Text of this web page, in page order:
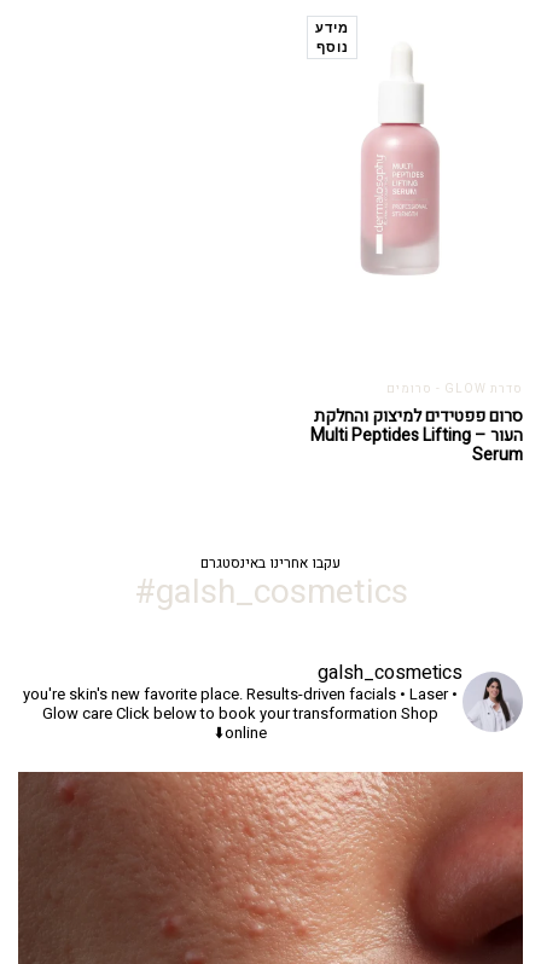
מידע
נוסף
סדרת GLOW - סרומים
סרום פפטידים למיצוק והחלקת
העור – Multi Peptides Lifting
Serum
עקבו אחרינו באינסטגרם
galsh_cosmetics#
galsh_cosmetics
you're skin's new favorite place.Results-driven facials • Laser •
Glow careClick below to book your transformation Shop
online⬇️